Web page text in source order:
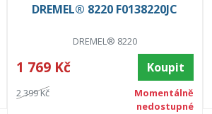
DREMEL® 8220 F0138220JC
DREMEL® 8220
1 769 Kč Koupit
2 399 Kč
Momentálně
nedostupné